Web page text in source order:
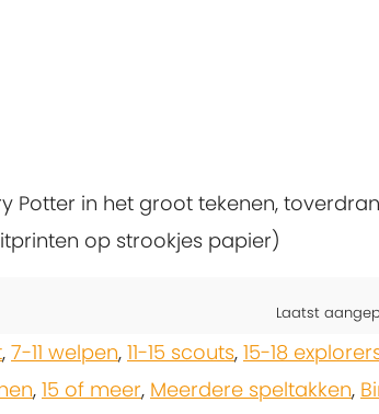
Potter in het groot tekenen,
op strookjes papier)
Laatst
, 7-11 welpen, 11-15 scouts, 15-18
, 15 of meer, Meerdere speltakken,